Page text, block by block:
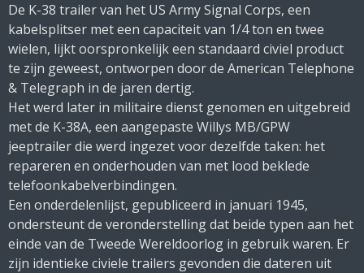
De K-38 trailer van het US Army Signal Corps, een
kabelsplitser met een capaciteit van 1/4 ton en twee
wielen, lijkt oorspronkelijk een standaard civiel product
te zijn geweest, ontworpen door de American Telephone
& Telegraph in de jaren dertig.
Het werd later in militaire dienst genomen en uitgebreid
met de K-38A, een aangepaste Willys MB/GPW
jeeptrailer die werd ingezet voor dezelfde taken: het
repareren en onderhouden van met lood beklede
telefoonkabelverbindingen.
Een onderdelenlijst, gepubliceerd in januari 1945,
ondersteunt de veronderstelling dat beide typen aan het
einde van de Tweede Wereldoorlog in gebruik waren. Er
zijn identieke civiele trailers gevonden die dateren uit